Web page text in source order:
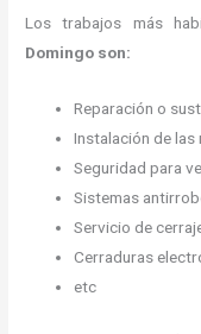
Los trabajos más
Domingo son:
Reparación o
Instalación de las
Seguridad para
Sistemas
Servicio de
Cerraduras
etc